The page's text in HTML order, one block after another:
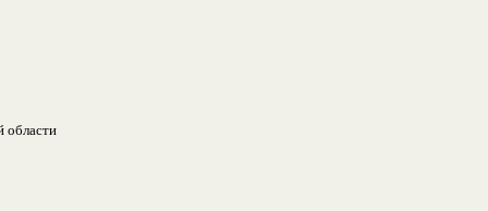
области